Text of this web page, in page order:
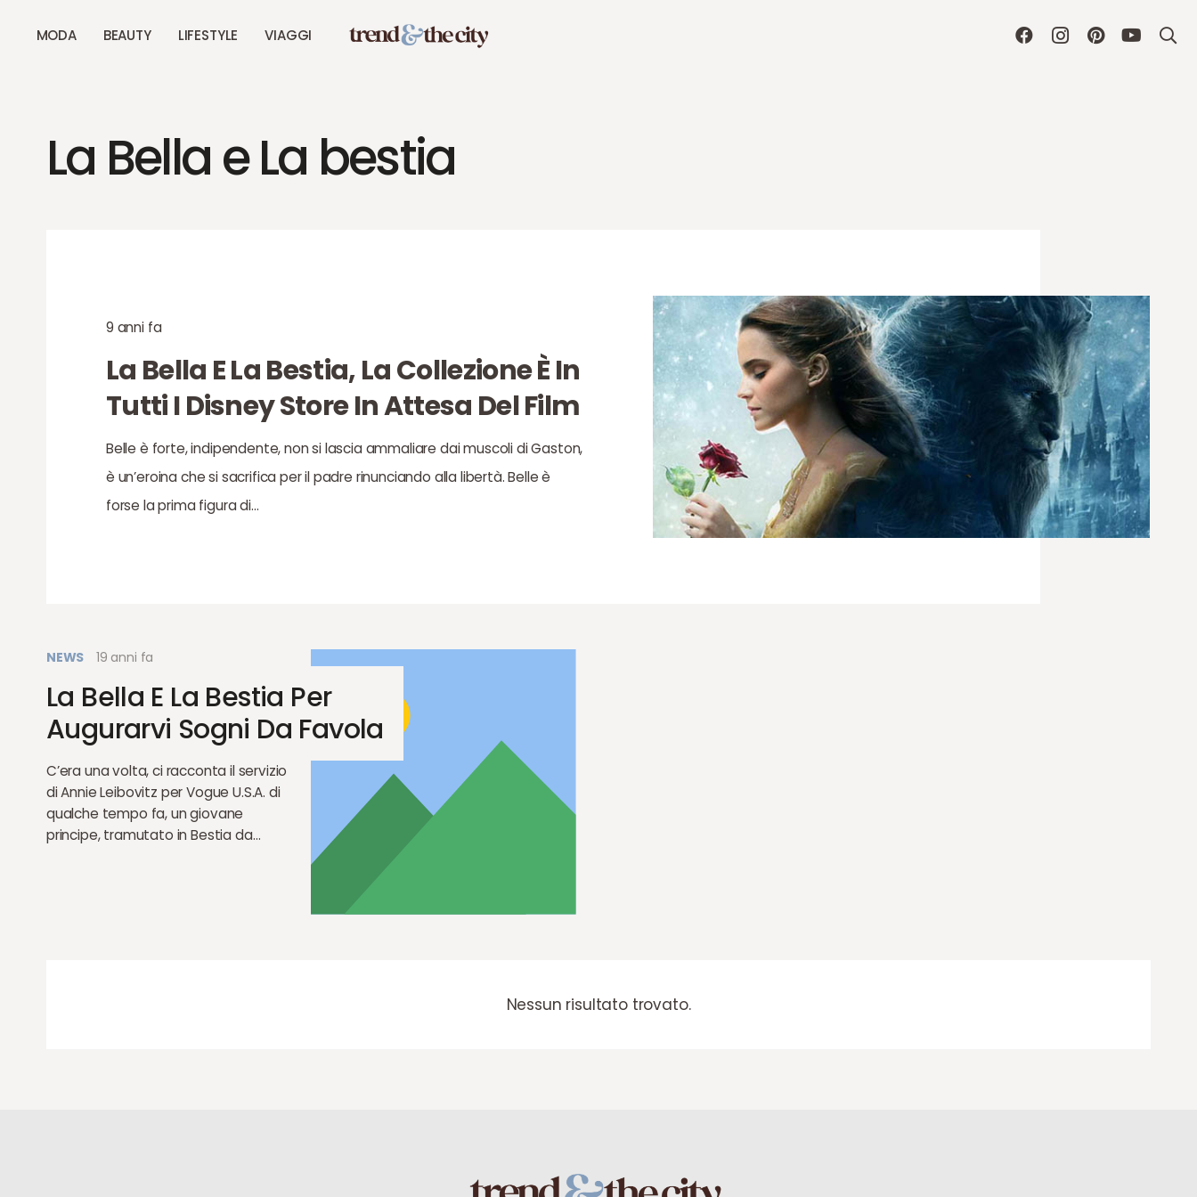
MODA BEAUTY LIFESTYLE VIAGGI
La Bella e La bestia
9 anni fa
La Bella E La Bestia, La Collezione È In
Tutti I Disney Store In Attesa Del Film
Belle è forte, indipendente, non si lascia ammaliare dai muscoli di Gaston,
è un’eroina che si sacrifica per il padre rinunciando alla libertà. Belle è
forse la prima figura di…
NEWS 19 anni fa
La Bella E La Bestia Per
Augurarvi Sogni Da Favola
C’era una volta, ci racconta il servizio
di Annie Leibovitz per Vogue U.S.A. di
qualche tempo fa, un giovane
principe, tramutato in Bestia da…
Nessun risultato trovato.